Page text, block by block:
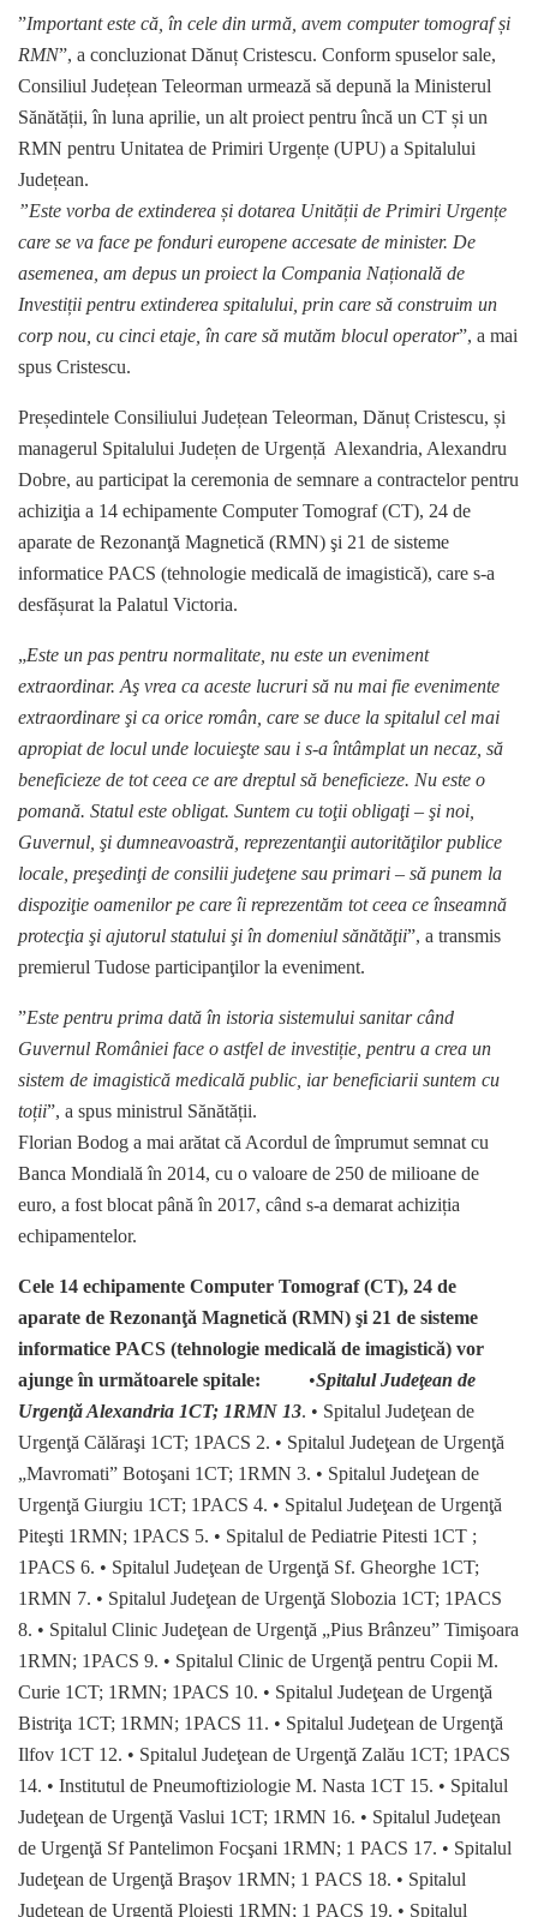
”Important este că, în cele din urmă, avem computer tomograf și
RMN”, a concluzionat Dănuț Cristescu. Conform spuselor sale,
Consiliul Județean Teleorman urmează să depună la Ministerul
Sănătății, în luna aprilie, un alt proiect pentru încă un CT și un
RMN pentru Unitatea de Primiri Urgențe (UPU) a Spitalului
Județean.
”Este vorba de extinderea și dotarea Unității de Primiri Urgențe
care se va face pe fonduri europene accesate de minister. De
asemenea, am depus un proiect la Compania Națională de
Investiții pentru extinderea spitalului, prin care să construim un
corp nou, cu cinci etaje, în care să mutăm blocul operator”, a mai
spus Cristescu.
Președintele Consiliului Județean Teleorman, Dănuț Cristescu, și
managerul Spitalului Județen de Urgență Alexandria, Alexandru
Dobre, au participat la ceremonia de semnare a contractelor pentru
achiziţia a 14 echipamente Computer Tomograf (CT), 24 de
aparate de Rezonanţă Magnetică (RMN) şi 21 de sisteme
informatice PACS (tehnologie medicală de imagistică), care s-a
desfășurat la Palatul Victoria.
„Este un pas pentru normalitate, nu este un eveniment
extraordinar. Aş vrea ca aceste lucruri să nu mai fie evenimente
extraordinare şi ca orice român, care se duce la spitalul cel mai
apropiat de locul unde locuieşte sau i s-a întâmplat un necaz, să
beneficieze de tot ceea ce are dreptul să beneficieze. Nu este o
pomană. Statul este obligat. Suntem cu toţii obligaţi – şi noi,
Guvernul, şi dumneavoastră, reprezentanţii autorităţilor publice
locale, preşedinţi de consilii judeţene sau primari – să punem la
dispoziţie oamenilor pe care îi reprezentăm tot ceea ce înseamnă
protecţia şi ajutorul statului şi în domeniul sănătăţii”, a transmis
premierul Tudose participanţilor la eveniment.
”Este pentru prima dată în istoria sistemului sanitar când
Guvernul României face o astfel de investiție, pentru a crea un
sistem de imagistică medicală public, iar beneficiarii suntem cu
toții”, a spus ministrul Sănătății.
Florian Bodog a mai arătat că Acordul de împrumut semnat cu
Banca Mondială în 2014, cu o valoare de 250 de milioane de
euro, a fost blocat până în 2017, când s-a demarat achiziția
echipamentelor.
Cele 14 echipamente Computer Tomograf (CT), 24 de
aparate de Rezonanţă Magnetică (RMN) şi 21 de sisteme
informatice PACS (tehnologie medicală de imagistică) vor
ajunge în următoarele spitale: •Spitalul Judeţean de
Urgenţă Alexandria 1CT; 1RMN 13. • Spitalul Judeţean de
Urgenţă Călăraşi 1CT; 1PACS 2. • Spitalul Judeţean de Urgenţă
„Mavromati” Botoşani 1CT; 1RMN 3. • Spitalul Judeţean de
Urgenţă Giurgiu 1CT; 1PACS 4. • Spitalul Judeţean de Urgenţă
Piteşti 1RMN; 1PACS 5. • Spitalul de Pediatrie Pitesti 1CT ;
1PACS 6. • Spitalul Judeţean de Urgenţă Sf. Gheorghe 1CT;
1RMN 7. • Spitalul Judeţean de Urgenţă Slobozia 1CT; 1PACS
8. • Spitalul Clinic Judeţean de Urgenţă „Pius Brânzeu” Timişoara
1RMN; 1PACS 9. • Spitalul Clinic de Urgenţă pentru Copii M.
Curie 1CT; 1RMN; 1PACS 10. • Spitalul Judeţean de Urgenţă
Bistriţa 1CT; 1RMN; 1PACS 11. • Spitalul Judeţean de Urgenţă
Ilfov 1CT 12. • Spitalul Judeţean de Urgenţă Zalău 1CT; 1PACS
14. • Institutul de Pneumoftiziologie M. Nasta 1CT 15. • Spitalul
Judeţean de Urgenţă Vaslui 1CT; 1RMN 16. • Spitalul Judeţean
de Urgenţă Sf Pantelimon Focşani 1RMN; 1 PACS 17. • Spitalul
Judeţean de Urgenţă Braşov 1RMN; 1 PACS 18. • Spitalul
Judeţean de Urgenţă Ploieşti 1RMN; 1 PACS 19. • Spitalul